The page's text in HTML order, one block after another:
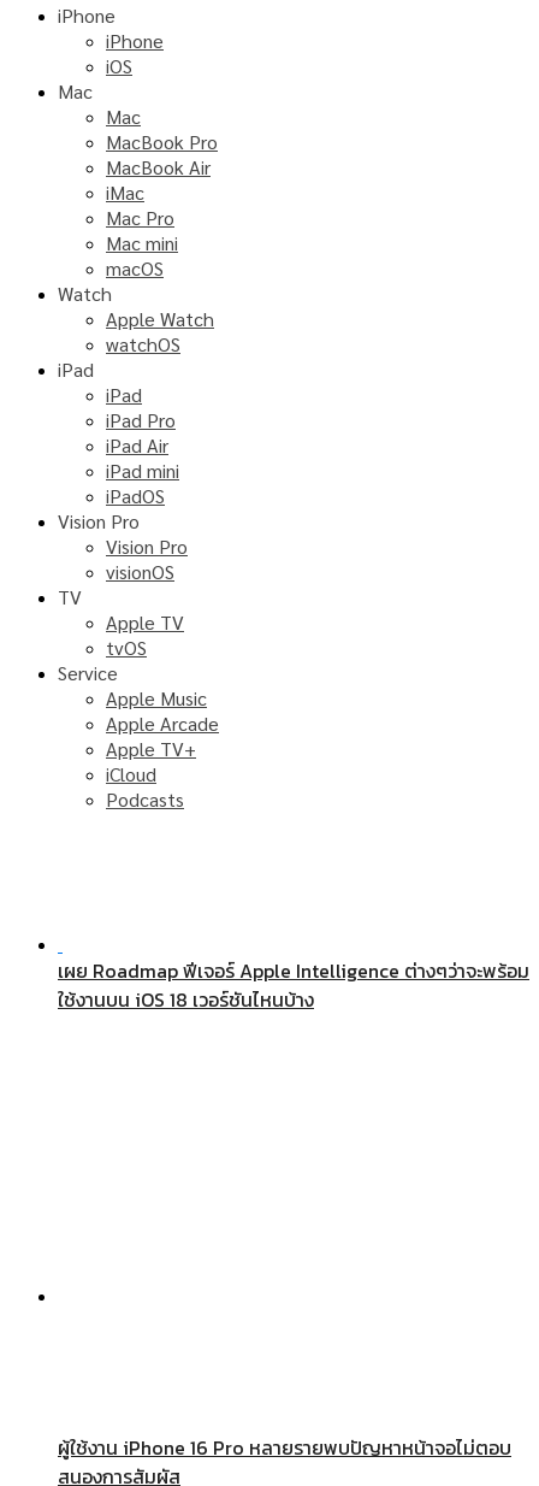
iPhone
iPhone
iOS
Mac
Mac
MacBook Pro
MacBook Air
iMac
Mac Pro
Mac mini
macOS
Watch
Apple Watch
watchOS
iPad
iPad
iPad Pro
iPad Air
iPad mini
iPadOS
Vision Pro
Vision Pro
visionOS
TV
Apple TV
tvOS
Service
Apple Music
Apple Arcade
Apple TV+
iCloud
Podcasts
เผย Roadmap ฟีเจอร์ Apple Intelligence ต่างๆว่าจะพร้อม
ใช้งานบน iOS 18 เวอร์ชันไหนบ้าง
ผู้ใช้งาน iPhone 16 Pro หลายรายพบปัญหาหน้าจอไม่ตอบ
สนองการสัมผัส